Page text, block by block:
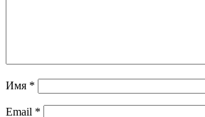
Имя *
Email *